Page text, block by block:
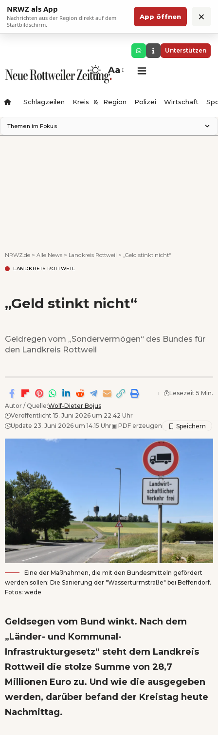
NRWZ als App
Nachrichten aus der Region direkt auf dem
Startbildschirm.
App öffnen ×
Unterstützen
Aa
Schlagzeilen Kreis & Region Polizei Wirtschaft
Themen im Fokus
NRWZ.de > Alle News > Landkreis Rottweil > „Geld stinkt nicht“
LANDKREIS ROTTWEIL
„Geld stinkt nicht“
Geldregen vom „Sondervermögen“ des Bundes für
den Landkreis Rottweil
Autor / Quelle:Wolf-Dieter Bojus
Veröffentlicht 15. Juni 2026 um 22.42 Uhr
Update 23. Juni 2026 um 14.15 Uhr▣ PDF erzeugen
Lesezeit 5 Min.
Eine der Maßnahmen, die mit den Bundesmitteln gefördert
werden sollen: Die Sanierung der "Wasserturmstraße" bei Beffendorf.
Fotos: wede
Geldsegen vom Bund winkt. Nach dem
„Länder- und Kommunal-
Infrastrukturgesetz“ steht dem Landkreis
Rottweil die stolze Summe von 28,7
Millionen Euro zu. Und wie die ausgegeben
werden, darüber befand der Kreistag heute
Nachmittag.